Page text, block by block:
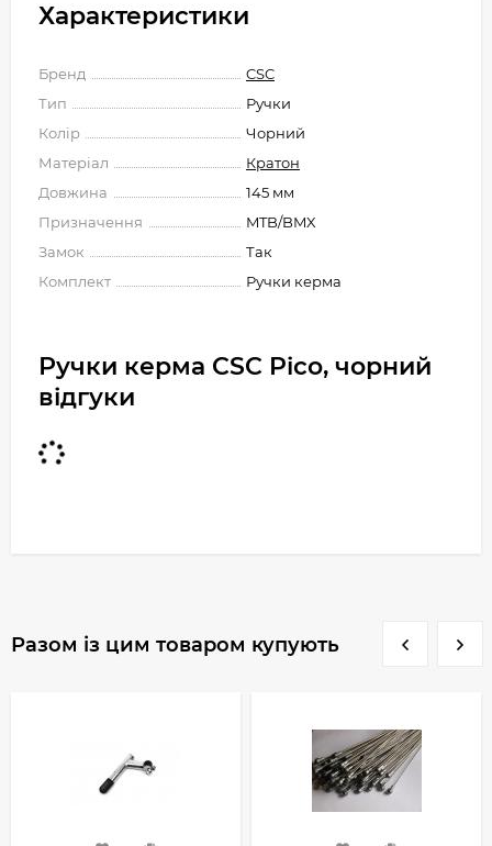
Характеристики
Бренд
CSC
Тип
Ручки
Колір
Чорний
Матеріал
Кратон
Довжина
145 мм
Призначення
MTB/BMX
Замок
Так
Комплект
Ручки керма
Ручки керма CSC Pico, чорний
відгуки
Разом із цим товаром купують